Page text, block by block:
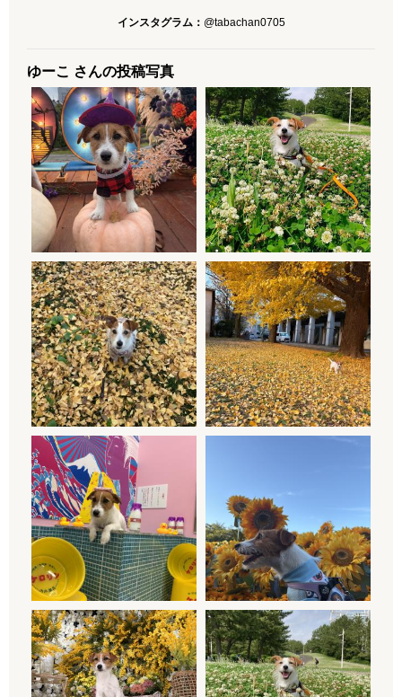
インスタグラム： @tabachan0705
ゆーこ さんの投稿写真